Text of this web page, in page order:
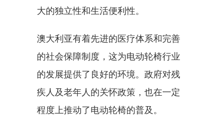
大的独立性和生活便利性。
澳大利亚有着先进的医疗体系和完善
的社会保障制度，这为电动轮椅行业
的发展提供了良好的环境。政府对残
疾人及老年人的关怀政策，也在一定
程度上推动了电动轮椅的普及。